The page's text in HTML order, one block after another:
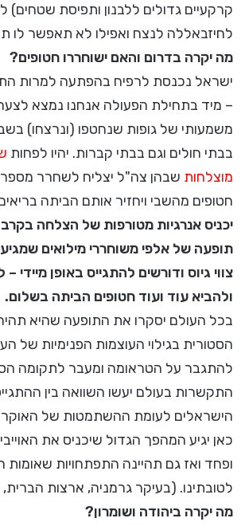
קרקעיים גדולים ללבנון ותפיסת
לחיזבאללה לנצח ואפילו לא תאפשר לו
מה יקרה בדרום והאם ישוחררו חטופים?
ישראל נכנסת לרפיח בהפתעה למרות
– מיד בתחילת הפעולה אנחנו נמצא
משמעותי של גופות שנחטפו (ונרצחו)
בבתי חולים וגם בבתי קברות. יהיו לפחות
מוצלחות שבהן צה"ל יצליח לשחרר
חטופים מהשבי ויחזיר אותם הביתה
יכניס אנרגיות מטורפות של הצלחה בקרב
תופעה של אלפי משוחררי מילואים
צווי גיוס ודורשים להתגייס באופן
ולהביא עוד ועוד חטופים הביתה בשלום.
בכל העולם יסקרו את התופעה שהיא
הסטורית בגילוי העוצמות הפנימיות של
להתגבר על הטראומה ומעבר לתקומה
התקשרות בעולם יעשו השוואה בין
הישראלים לעומת ההשתמטות של
כאן יגיע המהפך הגדול שיכניס את
ופחד ואז גם תהיינה התפתחויות שאומות
לטובתינו. (בעיקר גרמניה, ארצות הברית,
מה יקרה ביהודה ושומרון?